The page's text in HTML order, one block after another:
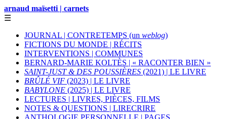
arnaud maïsetti | carnets
☰
JOURNAL | CONTRETEMPS (un weblog)
FICTIONS DU MONDE | RÉCITS
INTERVENTIONS | COMMUNES
BERNARD-MARIE KOLTÈS | « RACONTER BIEN »
SAINT-JUST & DES POUSSIÈRES (2021) | LE LIVRE
BRÛLÉ VIF (2023) | LE LIVRE
BABYLONE (2025) | LE LIVRE
LECTURES | LIVRES, PIÈCES, FILMS
NOTES & QUESTIONS | LIRECRIRE
ANTHOLOGIE PERSONNELLE | PAGES